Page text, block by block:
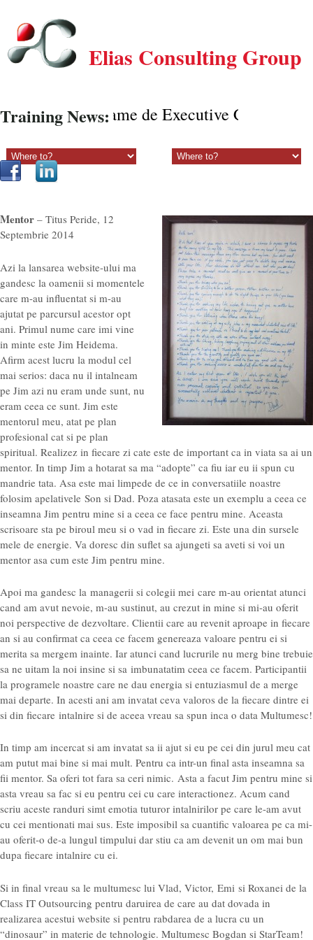
Elias Consulting Group
Training News:Programe de Executive Coaching
Mentor – Titus Peride, 12
Septembrie 2014
Azi la lansarea website-ului ma
gandesc la oamenii si momentele
care m-au influentat si m-au
ajutat pe parcursul acestor opt
ani. Primul nume care imi vine
in minte este Jim Heidema.
Afirm acest lucru la modul cel
mai serios: daca nu il intalneam
pe Jim azi nu eram unde sunt, nu
eram ceea ce sunt. Jim este
mentorul meu, atat pe plan
profesional cat si pe plan
spiritual. Realizez in fiecare zi cate este de important ca in viata sa ai un
mentor. In timp Jim a hotarat sa ma “adopte” ca fiu iar eu ii spun cu
mandrie tata. Asa este mai limpede de ce in conversatiile noastre
folosim apelativele Son si Dad. Poza atasata este un exemplu a ceea ce
inseamna Jim pentru mine si a ceea ce face pentru mine. Aceasta
scrisoare sta pe biroul meu si o vad in fiecare zi. Este una din sursele
mele de energie. Va doresc din suflet sa ajungeti sa aveti si voi un
mentor asa cum este Jim pentru mine.
Apoi ma gandesc la managerii si colegii mei care m-au orientat atunci
cand am avut nevoie, m-au sustinut, au crezut in mine si mi-au oferit
noi perspective de dezvoltare. Clientii care au revenit aproape in fiecare
an si au confirmat ca ceea ce facem genereaza valoare pentru ei si
merita sa mergem inainte. Iar atunci cand lucrurile nu merg bine trebuie
sa ne uitam la noi insine si sa imbunatatim ceea ce facem. Participantii
la programele noastre care ne dau energia si entuziasmul de a merge
mai departe. In acesti ani am invatat ceva valoros de la fiecare dintre ei
si din fiecare intalnire si de aceea vreau sa spun inca o data Multumesc!
In timp am incercat si am invatat sa ii ajut si eu pe cei din jurul meu cat
am putut mai bine si mai mult. Pentru ca intr-un final asta inseamna sa
fii mentor. Sa oferi tot fara sa ceri nimic. Asta a facut Jim pentru mine si
asta vreau sa fac si eu pentru cei cu care interactionez. Acum cand
scriu aceste randuri simt emotia tuturor intalnirilor pe care le-am avut
cu cei mentionati mai sus. Este imposibil sa cuantific valoarea pe ca mi-
au oferit-o de-a lungul timpului dar stiu ca am devenit un om mai bun
dupa fiecare intalnire cu ei.
Si in final vreau sa le multumesc lui Vlad, Victor, Emi si Roxanei de la
Class IT Outsourcing pentru daruirea de care au dat dovada in
realizarea acestui website si pentru rabdarea de a lucra cu un
“dinosaur” in materie de tehnologie. Multumesc Bogdan si StarTeam!